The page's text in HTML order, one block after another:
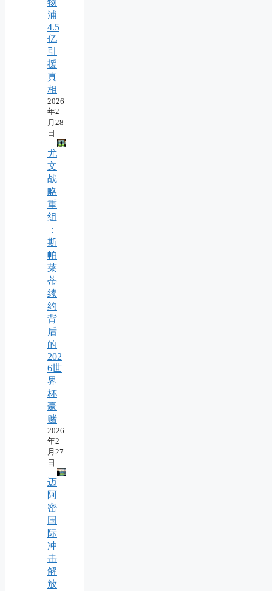
物
浦
4.5
亿
引
援
真
相
2026
年2
月28
日
尤
文
战
略
重
组
：
斯
帕
莱
蒂
续
约
背
后
的
202
6世
界
杯
豪
赌
2026
年2
月27
日
迈
阿
密
国
际
冲
击
解
放